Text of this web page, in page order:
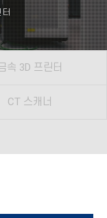
터
속 3D 프린터
CT 스캐너